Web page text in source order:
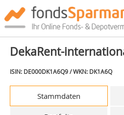
DekaRent-
ISIN: DE000DK1A6Q9 / WKN: DK1A6Q
Stammdaten